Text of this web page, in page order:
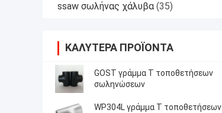
ssaw σωλήνας χάλυβα (35)
ΚΑΛΎΤΕΡΑ ΠΡΟΪΌΝΤΑ
GOST γράμμα Τ τοποθετήσεων
σωληνώσεων
WP304L γράμμα Τ τοποθετήσεων